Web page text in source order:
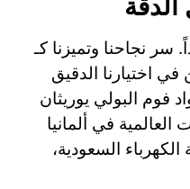
سر نجاحنا وتميزنا كـ
في اختيارنا الدقيق
فوم البولي يوريثان
في ألمانيا
السعودية،